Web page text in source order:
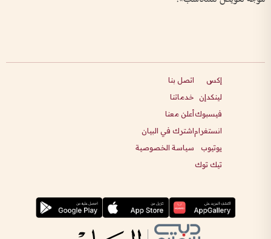
إكس
لينكدإن
فيسبوك
انستغرام
يوتيوب
تيك توك
اتصل بنا
خدماتنا
أعلن معنا
اشترك في البيان
سياسة الخصوصية